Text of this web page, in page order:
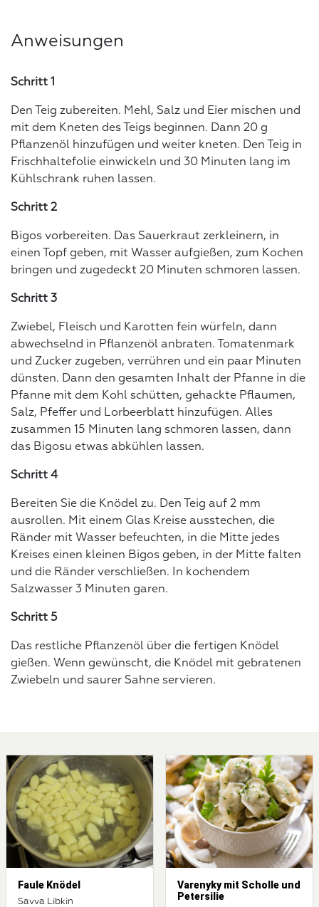
Anweisungen
Schritt 1
Den Teig zubereiten. Mehl, Salz und Eier mischen und
mit dem Kneten des Teigs beginnen. Dann 20 g
Pflanzenöl hinzufügen und weiter kneten. Den Teig in
Frischhaltefolie einwickeln und 30 Minuten lang im
Kühlschrank ruhen lassen.
Schritt 2
Bigos vorbereiten. Das Sauerkraut zerkleinern, in
einen Topf geben, mit Wasser aufgießen, zum Kochen
bringen und zugedeckt 20 Minuten schmoren lassen.
Schritt 3
Zwiebel, Fleisch und Karotten fein würfeln, dann
abwechselnd in Pflanzenöl anbraten. Tomatenmark
und Zucker zugeben, verrühren und ein paar Minuten
dünsten. Dann den gesamten Inhalt der Pfanne in die
Pfanne mit dem Kohl schütten, gehackte Pflaumen,
Salz, Pfeffer und Lorbeerblatt hinzufügen. Alles
zusammen 15 Minuten lang schmoren lassen, dann
das Bigosu etwas abkühlen lassen.
Schritt 4
Bereiten Sie die Knödel zu. Den Teig auf 2 mm
ausrollen. Mit einem Glas Kreise ausstechen, die
Ränder mit Wasser befeuchten, in die Mitte jedes
Kreises einen kleinen Bigos geben, in der Mitte falten
und die Ränder verschließen. In kochendem
Salzwasser 3 Minuten garen.
Schritt 5
Das restliche Pflanzenöl über die fertigen Knödel
gießen. Wenn gewünscht, die Knödel mit gebratenen
Zwiebeln und saurer Sahne servieren.
Faule Knödel
Savva Libkin
Varenyky mit Scholle und
Petersilie